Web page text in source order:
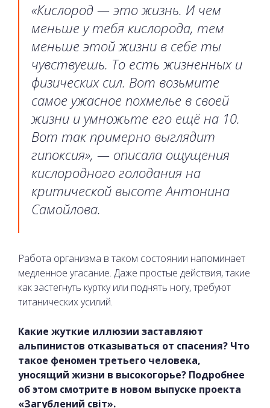
«Кислород — это жизнь. И чем
меньше у тебя кислорода, тем
меньше этой жизни в себе ты
чувствуешь. То есть жизненных и
физических сил. Вот возьмите
самое ужасное похмелье в своей
жизни и умножьте его ещё на 10.
Вот так примерно выглядит
гипоксия», — описала ощущения
кислородного голодания на
критической высоте Антонина
Самойлова.
Работа организма в таком состоянии напоминает
медленное угасание. Даже простые действия, такие
как застегнуть куртку или поднять ногу, требуют
титанических усилий.
Какие жуткие иллюзии заставляют
альпинистов отказываться от спасения? Что
такое феномен третьего человека,
уносящий жизни в высокогорье? Подробнее
об этом смотрите в новом выпуске проекта
«Загублений світ».